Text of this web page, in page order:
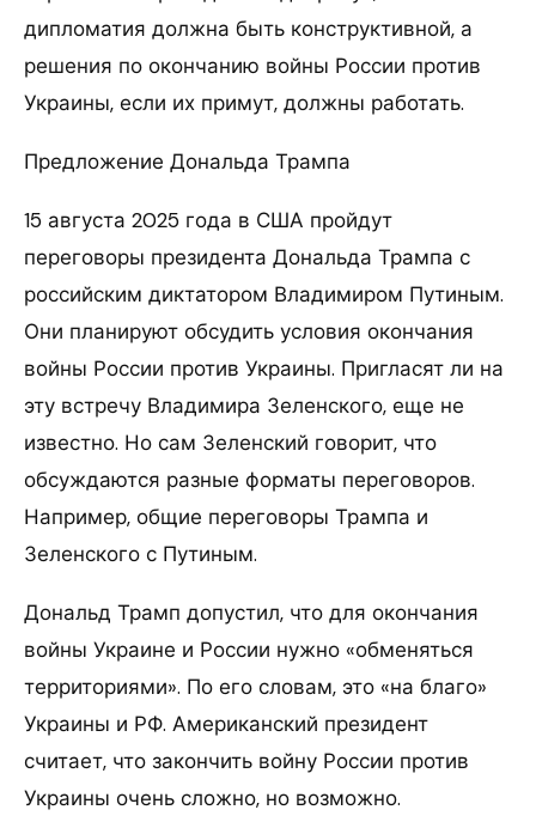
дипломатия должна быть конструктивной, а
решения по окончанию войны России против
Украины, если их примут, должны работать.
Предложение Дональда Трампа
15 августа 2025 года в США пройдут
переговоры президента Дональда Трампа с
российским диктатором Владимиром Путиным.
Они планируют обсудить условия окончания
войны России против Украины. Пригласят ли на
эту встречу Владимира Зеленского, еще не
известно. Но сам Зеленский говорит, что
обсуждаются разные форматы переговоров.
Например, общие переговоры Трампа и
Зеленского с Путиным.
Дональд Трамп допустил, что для окончания
войны Украине и России нужно «обменяться
территориями». По его словам, это «на благо»
Украины и РФ. Американский президент
считает, что закончить войну России против
Украины очень сложно, но возможно.